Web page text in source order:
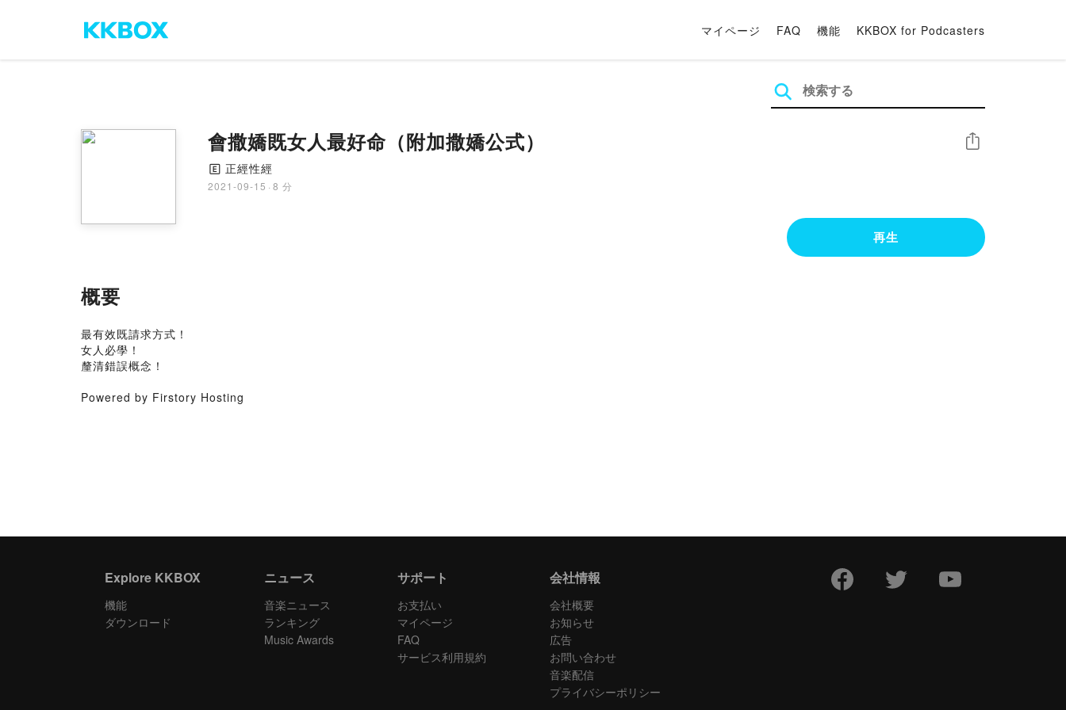
マイページ FAQ 機能 KKBOX for Podcasters
會撒嬌既女人最好命（附加撒嬌公式）
🄴 正經性經
2021-09-15 · 8 分
シェア
再生
概要
最有效既請求方式！
女人必學！
釐清錯誤概念！
Powered by Firstory Hosting
Explore KKBOX
機能
ダウンロード
ニュース
音楽ニュース
ランキング
Music Awards
サポート
お支払い
マイページ
FAQ
サービス利用規約
会社情報
会社概要
お知らせ
広告
お問い合わせ
音楽配信
プライバシーポリシー